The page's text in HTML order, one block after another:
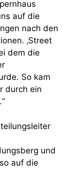
auf die
nach den
‚Street
dem die
So kam
durch ein
und
auf die